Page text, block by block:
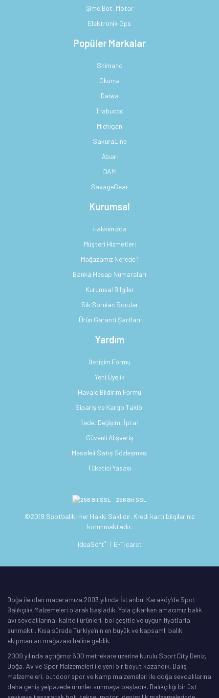
Şime Bot, Motor
Elektronik Gps
Popüler Markalar
Shimano
Okuma
Daiwa
Trabucco
Michigan
SakuraLine
Abari
DAM
SavageGear
Kurumsal
Hakkımızda
Müşteri Hizmetleri
Mağazamız Nerede?
Banka Hesap Numaraları
Kurumsal Bilgiler
Sık Sorulan Sorular
Ürün Garanti Şartları
Yardım
İletişim Formu
Yeni Üyelik
Havale Bildirim Formu
Sipariş ve Kargo Takibi
İade, Değişim, İptal
Güvenli Alışveriş
Mesafeli Satış Sözleşmesi
Tüketici Yasası
256 Bit SSL
©2019 Spotbalik. Her Hakkı Saklıdır. Kredi kartı bilgileriniz
korunmaktadır.
IdeaSoft® | E-Ticaret
Doğa ile olan maceramıza 2003 yılında İstanbul Karaköy’de Spot
Balıkçılık Malzemeleri olarak başladık. Yola çıkarken amacımız balık
avı sevdalılarına, kaliteli ürünleri, bol çeşitle ve uygun fiyatlarla
sunmaktı. Kısa sürede Türkiye’nin en büyük ve kapsamlı balık
ekipmanları mağazası haline geldik.
2009 yılında açtığımız 600 metrekare üzerine kurulu SportCity Deniz,
Doğa, Av ve Spor Malzemeleri ile yeni bir boyut kazandık. Dalış
malzemeleri, outdoor spor ve kamp malzemeleri ile doğa sevdalılarına
daha geniş yelpazede ürünler sunmaya başladık. Balıkçılığı bir üst